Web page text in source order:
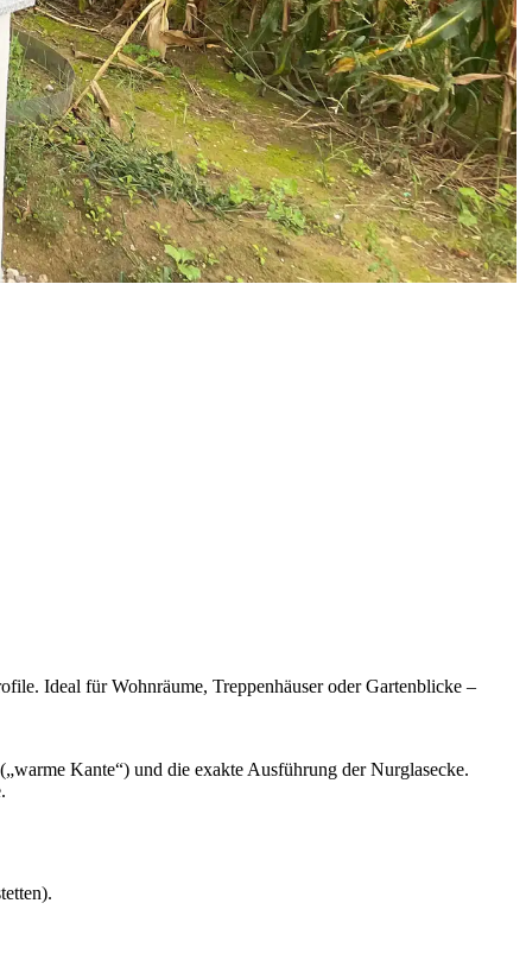
Ideal für Wohnräume, Treppenhäuser oder Gartenblicke –
Kante“) und die exakte Ausführung der Nurglasecke.